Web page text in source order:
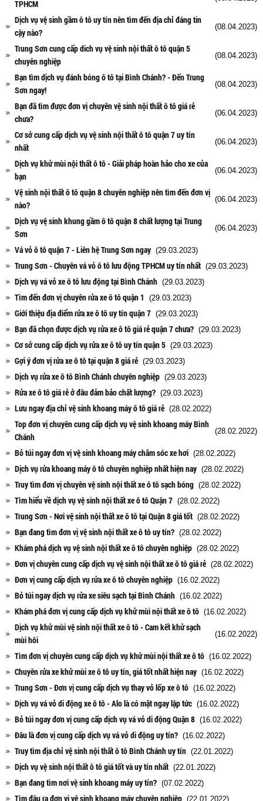
TPHCM
Dịch vụ vệ sinh gầm ô tô uy tín nên tìm đến địa chỉ đáng tin
cậy nào?
(08.04.2023)
Trung Sơn cung cấp dich vụ vệ sinh nội thất ô tô quận 5
chuyên nghiệp
(08.04.2023)
Bạn tìm dịch vụ đánh bóng ô tô tại Bình Chánh? - Đến Trung
Sơn ngay!
(08.04.2023)
Bạn đã tìm được đơn vị chuyên vệ sinh nội thất ô tô giá rẻ
chưa?
(06.04.2023)
Cơ sở cung cấp dịch vụ vệ sinh nội thất ô tô quận 7 uy tín
nhất
(06.04.2023)
Dịch vụ khử mùi nội thất ô tô - Giải pháp hoàn hảo cho xe của
bạn
(06.04.2023)
Vệ sinh nội thất ô tô quận 8 chuyên nghiệp nên tìm đến đơn vị
nào?
(06.04.2023)
Dịch vụ vệ sinh khung gầm ô tô quận 8 chất lượng tại Trung
Sơn
(06.04.2023)
Vá vỏ ô tô quận 7 - Liên hệ Trung Sơn ngay (29.03.2023)
Trung Sơn - Chuyên vá vỏ ô tô lưu động TPHCM uy tín nhất (29.03.2023)
Dịch vụ vá vỏ xe ô tô lưu động tại Bình Chánh (29.03.2023)
Tìm đến đơn vị chuyên rửa xe ô tô quận 1 (29.03.2023)
Giới thiệu địa điểm rửa xe ô tô uy tín quận 7 (29.03.2023)
Bạn đã chọn được dịch vụ rửa xe ô tô giá rẻ quận 7 chưa? (29.03.2023)
Cơ sở cung cấp dịch vụ rửa xe ô tô uy tín quận 5 (29.03.2023)
Gợi ý đơn vị rửa xe ô tô tại quận 8 giá rẻ (29.03.2023)
Dịch vụ rửa xe ô tô Bình Chánh chuyên nghiệp (29.03.2023)
Rửa xe ô tô giá rẻ ở đâu đảm bảo chất lượng? (29.03.2023)
Lưu ngay địa chỉ vệ sinh khoang máy ô tô giá rẻ (28.02.2022)
Top đơn vị chuyên cung cấp dịch vụ vệ sinh khoang máy Bình
Chánh
(28.02.2022)
Bỏ túi ngay đơn vị vệ sinh khoang máy chăm sóc xe hơi (28.02.2022)
Dịch vụ rửa khoang máy ô tô chuyên nghiệp nhất hiện nay (28.02.2022)
Truy tìm đơn vị chuyên vệ sinh nội thất xe ô tô sạch bóng (28.02.2022)
Tìm hiểu về dịch vụ vệ sinh nội thất xe ô tô Quận 7 (28.02.2022)
Trung Sơn - Nơi vệ sinh nội thất xe ô tô tại Quận 8 giá tốt (28.02.2022)
Bạn đang tìm đơn vị vệ sinh nội thất xe ô tô uy tín? (28.02.2022)
Khám phá dịch vụ vệ sinh nội thất xe ô tô chuyên nghiệp (28.02.2022)
Đơn vị chuyên cung cấp dịch vụ vệ sinh nội thất xe ô tô giá rẻ (28.02.2022)
Đơn vị cung cấp dịch vụ rửa xe ô tô chuyên nghiệp (16.02.2022)
Bỏ túi ngay dịch vụ rửa xe siêu sạch tại Bình Chánh (16.02.2022)
Khám phá đơn vị cung cấp dịch vụ khử mùi nội thất xe ô tô (16.02.2022)
Dịch vụ khử mùi vệ sinh nội thất xe ô tô - Cam kết khử sạch
mùi hôi
(16.02.2022)
Tìm đơn vị chuyên cung cấp dịch vụ khử mùi nội thất xe ô tô (16.02.2022)
Chuyên rửa xe khử mùi xe ô tô uy tín, giá tốt nhất hiện nay (16.02.2022)
Trung Sơn - Đơn vị cung cấp dịch vụ thay vỏ lốp xe ô tô (16.02.2022)
Dịch vụ vá vỏ di động xe ô tô - Alo là có mặt ngay lập tức (16.02.2022)
Bỏ túi ngay đơn vị cung cấp dịch vụ vá vỏ di động Quận 8 (16.02.2022)
Đâu là đơn vị cung cấp dịch vụ vá vỏ di động uy tín? (16.02.2022)
Truy tìm địa chỉ vệ sinh nội thất ô tô Bình Chánh uy tín (22.01.2022)
Dịch vụ vệ sinh nội thất ô tô giá tốt và uy tín nhất (22.01.2022)
Bạn đang tìm nơi vệ sinh khoang máy uy tín? (07.02.2022)
Tìm đâu ra đơn vị vệ sinh khoang máy chuyên nghiệp (22.01.2022)